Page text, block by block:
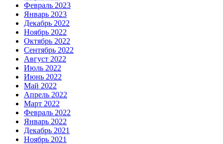
Февраль 2023
Январь 2023
Декабрь 2022
Ноябрь 2022
Октябрь 2022
Сентябрь 2022
Август 2022
Июль 2022
Июнь 2022
Май 2022
Апрель 2022
Март 2022
Февраль 2022
Январь 2022
Декабрь 2021
Ноябрь 2021